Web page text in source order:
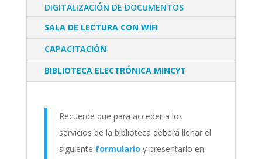
DIGITALIZACIÓN DE DOCUMENTOS
SALA DE LECTURA CON WIFI
CAPACITACIÓN
BIBLIOTECA ELECTRÓNICA MINCYT
Recuerde que para acceder a los
servicios de la biblioteca deberá llenar el
siguiente formulario y presentarlo en